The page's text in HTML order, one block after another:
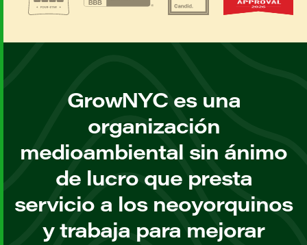
GrowNYC es una
organización
medioambiental sin ánimo
de lucro que presta
servicio a los neoyorquinos
y trabaja para mejorar